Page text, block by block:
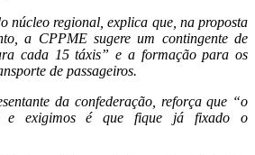
núcleo regional, explica que, na proposta
a CPPME sugere um contingente de
cada 15 táxis” e a formação para os
de passageiros.
da confederação, reforça que “o
e exigimos é que fique já fixado o